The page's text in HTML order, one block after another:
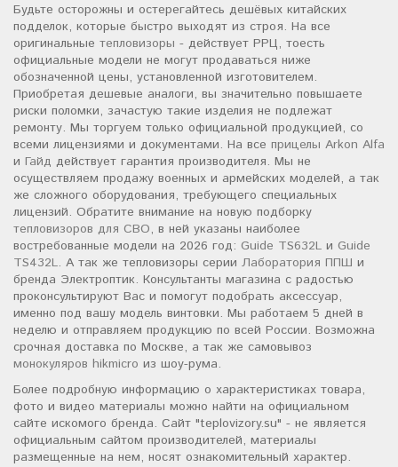
Будьте осторожны и остерегайтесь дешёвых китайских
подделок, которые быстро выходят из строя. На все
оригинальные тепловизоры - действует РРЦ, тоесть
официальные модели не могут продаваться ниже
обозначенной цены, установленной изготовителем.
Приобретая дешевые аналоги, вы значительно повышаете
риски поломки, зачастую такие изделия не подлежат
ремонту. Мы торгуем только официальной продукцией, со
всеми лицензиями и документами. На все прицелы Arkon Alfa
и Гайд действует гарантия производителя. Мы не
осуществляем продажу военных и армейских моделей, а так
же сложного оборудования, требующего специальных
лицензий. Обратите внимание на новую подборку
тепловизоров для СВО, в ней указаны наиболее
востребованные модели на 2026 год: Guide TS632L и Guide
TS432L. А так же тепловизоры серии Лаборатория ППШ и
бренда Электроптик. Консультанты магазина с радостью
проконсультируют Вас и помогут подобрать аксессуар,
именно под вашу модель винтовки. Мы работаем 5 дней в
неделю и отправляем продукцию по всей России. Возможна
срочная доставка по Москве, а так же самовывоз
монокуляров hikmicro из шоу-рума.
Более подробную информацию о характеристиках товара,
фото и видео материалы можно найти на официальном
сайте искомого бренда. Сайт "teplovizory.su" - не является
официальным сайтом производителей, материалы
размещенные на нем, носят ознакомительный характер.